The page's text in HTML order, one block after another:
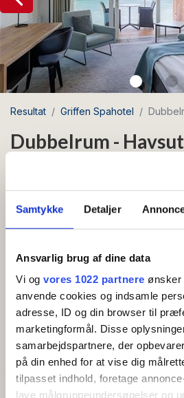
Samtykke Detaljer
Ansvarlig brug af dine data
Vi og vores 1022 partnere ønsker
anvende cookies og indsamle
adresse, ID og din browser til
marketingformål. Disse
samarbejdspartnere, der
på din enhed for at vise dig
tilpasset indhold, foretage
lave målgruppeundersøgelser og
Resultat Griffen Spahotel
Dubbelrum -
Dubbelrum med havsutsikt
(Handikappvänligt)
BEKVÄMLIGHETER